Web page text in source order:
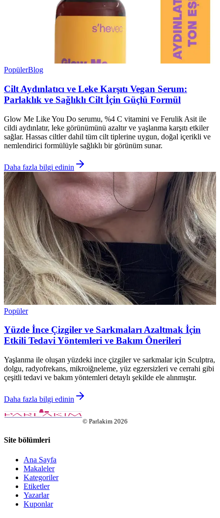
PopülerBlog
Cilt Aydınlatıcı ve Leke Karşıtı Vegan Serum:
Parlaklık ve Sağlıklı Cilt İçin Güçlü Formül
Glow Me Like You Do serumu, %4 C vitamini ve Ferulik Asit ile
cildi aydınlatır, leke görünümünü azaltır ve yaşlanma karşıtı etkiler
sağlar. Hassas ciltler dahil tüm cilt tiplerine uygun, doğal içerikli ve
nemlendirici formülüyle sağlıklı bir görünüm sunar.
Daha fazla bilgi edinin
Popüler
Yüzde İnce Çizgiler ve Sarkmaları Azaltmak İçin
Etkili Tedavi Yöntemleri ve Bakım Önerileri
Yaşlanma ile oluşan yüzdeki ince çizgiler ve sarkmalar için Sculptra,
dolgu, radyofrekans, mikroiğneleme, yüz egzersizleri ve cerrahi gibi
çeşitli tedavi ve bakım yöntemleri detaylı şekilde ele alınmıştır.
Daha fazla bilgi edinin
© Parlakim 2026
Site bölümleri
Ana Sayfa
Makaleler
Kategoriler
Etiketler
Yazarlar
Kuponlar